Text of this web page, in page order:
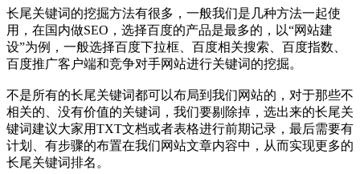
长尾关键词的挖掘方法有很多，一般我们是几种方法一起使
用，在国内做SEO，选择百度的产品是最多的，以“网站建
设”为例，一般选择百度下拉框、百度相关搜索、百度指数、
百度推广客户端和竞争对手网站进行关键词的挖掘。
不是所有的长尾关键词都可以布局到我们网站的，对于那些不
相关的、没有价值的关键词，我们要剔除掉，选出来的长尾关
键词建议大家用TXT文档或者表格进行前期记录，最后需要有
计划、有步骤的布置在我们网站文章内容中，从而实现更多的
长尾关键词排名。